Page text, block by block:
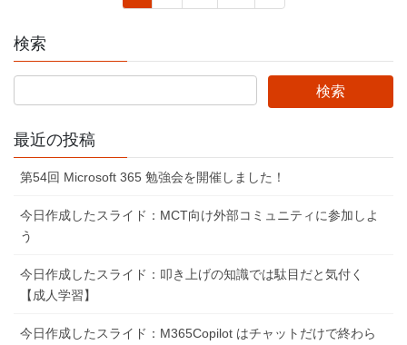
の
ペ
送
り
定
ジ
定
ジ
定
ジ
検索
最近の投稿
第54回 Microsoft 365 勉強会を開催しました！
今日作成したスライド：MCT向け外部コミュニティに参加しよ
う
今日作成したスライド：叩き上げの知識では駄目だと気付く
【成人学習】
今日作成したスライド：M365Copilot はチャットだけで終わら